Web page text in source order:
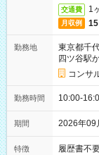
交通費 1
月収例
勤務地
東京都千
四ツ谷駅
コンサ
勤務時間 10:00-
期間 2026年
特徴 履歴書不